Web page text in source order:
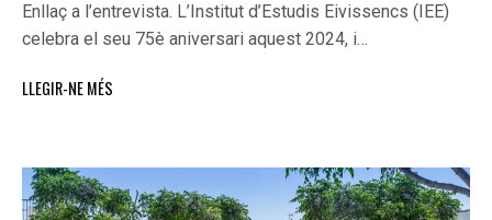
Enllaç a l’entrevista. L’Institut d’Estudis Eivissencs (IEE)
celebra el seu 75è aniversari aquest 2024, i…
LLEGIR-NE MÉS